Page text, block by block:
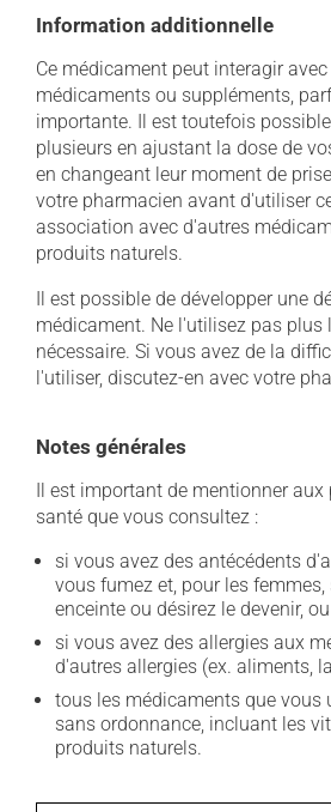
Information additionnelle
Ce médicament peut interagir
médicaments ou suppléments,
importante. Il est toutefois
plusieurs en ajustant la dose de
en changeant leur moment de
votre pharmacien avant d'utiliser
association avec d'autres
produits naturels.
Il est possible de développer une
médicament. Ne l'utilisez pas plus
nécessaire. Si vous avez de la
l'utiliser, discutez-en avec votre
Notes générales
Il est important de mentionner aux
santé que vous consultez :
si vous avez des antécédents
vous fumez et, pour les
enceinte ou désirez le devenir,
si vous avez des allergies aux
d'autres allergies (ex. aliments,
tous les médicaments que vous
sans ordonnance, incluant les
produits naturels.